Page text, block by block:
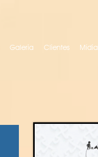
Galeria Clientes Mídia